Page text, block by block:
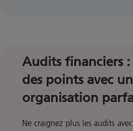
Audits financiers
des points avec
organisation
Ne craignez plus les audits